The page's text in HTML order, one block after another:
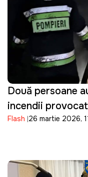
Două persoane
incendii
Flash 26 martie 2026,